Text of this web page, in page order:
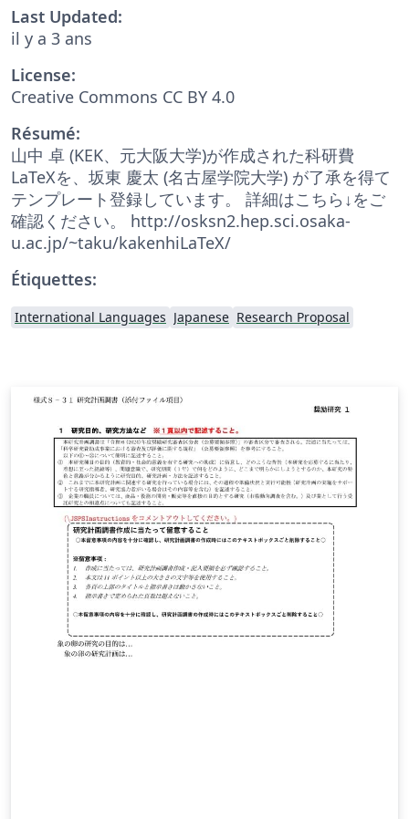
Last Updated:
il y a 3 ans
License:
Creative Commons CC BY 4.0
Résumé:
山中 卓 (KEK、元大阪大学)が作成された科研費
LaTeXを、坂東 慶太 (名古屋学院大学) が了承を得て
テンプレート登録しています。 詳細はこちら↓をご
確認ください。 http://osksn2.hep.sci.osaka-
u.ac.jp/~taku/kakenhiLaTeX/
Étiquettes:
International Languages Japanese Research Proposal